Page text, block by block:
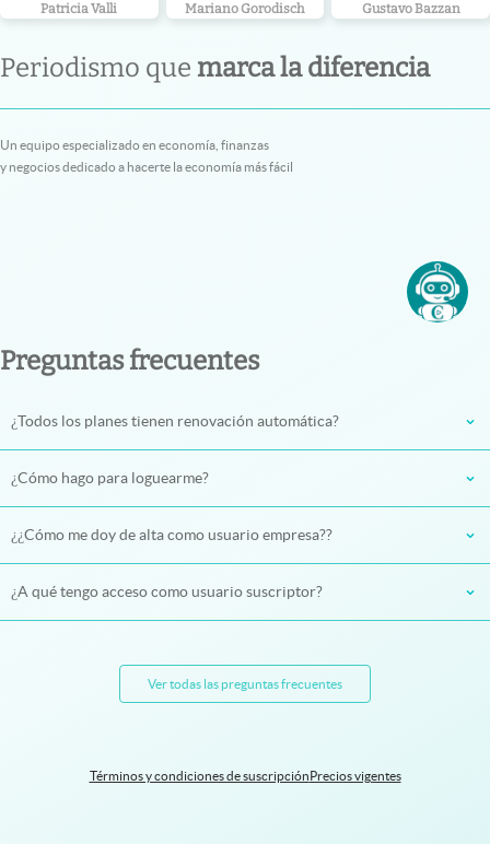
Patricia Valli Mariano Gorodisch Gustavo Bazzan
Periodismo que marca la diferencia
Un equipo especializado en economía, finanzas
y negocios dedicado a hacerte la economía más fácil
Preguntas frecuentes
¿Todos los planes tienen renovación automática?
¿Cómo hago para loguearme?
¿¿Cómo me doy de alta como usuario empresa??
¿A qué tengo acceso como usuario suscriptor?
Ver todas las preguntas frecuentes
Términos y condiciones de suscripción Precios vigentes